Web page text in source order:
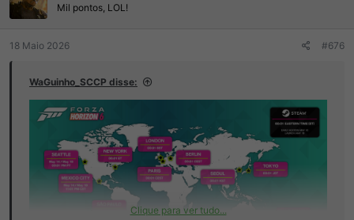
e
s
Mil pontos, LOL!
18 Maio 2026 #676
WaGuinho_SCCP disse:
Clique para ver tudo...